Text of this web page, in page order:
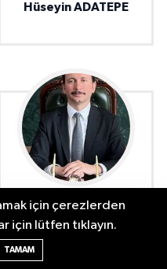
Hüseyin ADATEPE
Muhammed ÇETİN
kimdir ?
için çerezlerden
için lütfen tıklayın.
TAMAM
5 Gözaltı, 4